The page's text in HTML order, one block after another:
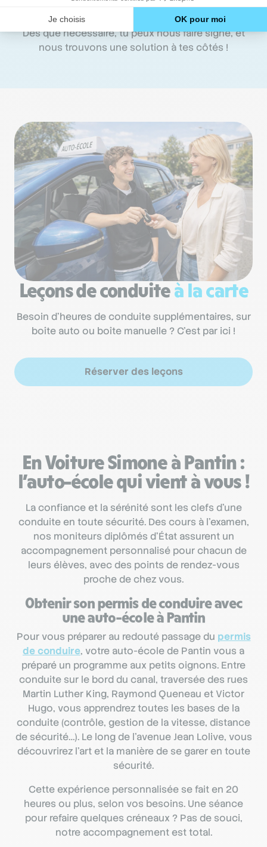
Mieux accompagné
Dès que nécessaire, tu peux nous faire signe, et
nous trouvons une solution à tes côtés !
Leçons de conduiteà la carte
Besoin d’heures de conduite supplémentaires, sur
boîte auto ou boîte manuelle ? C’est par ici !
Réserver des leçons
En Voiture Simone à Pantin :
l’auto-école qui vient à vous !
La confiance et la sérénité sont les clefs d’une
conduite en toute sécurité. Des cours à l'examen,
nos moniteurs diplômés d'État assurent un
accompagnement personnalisé pour chacun de
leurs élèves, avec des points de rendez-vous
proche de chez vous.
Obtenir son permis de conduire avec
une auto-école à Pantin
Pour vous préparer au redouté passage du permis
de conduire, votre auto-école de Pantin vous a
préparé un programme aux petits oignons. Entre
conduite sur le bord du canal, traversée des rues
Martin Luther King, Raymond Queneau et Victor
Hugo, vous apprendrez toutes les bases de la
conduite (contrôle, gestion de la vitesse, distance
de sécurité…). Le long de l’avenue Jean Lolive, vous
découvrirez l’art et la manière de se garer en toute
sécurité.
Cette expérience personnalisée se fait en 20
heures ou plus, selon vos besoins. Une séance
pour refaire quelques créneaux ? Pas de souci,
notre accompagnement est total.